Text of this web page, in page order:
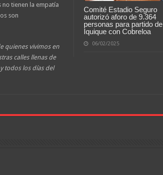
Comité Estadio Seguro
autorizó aforo de 9.364
personas para partido de
Iquique con Cobreloa
06/02/2025
tienen la empatía
son
quienes vivimos en
calles llenas de
todos los días del